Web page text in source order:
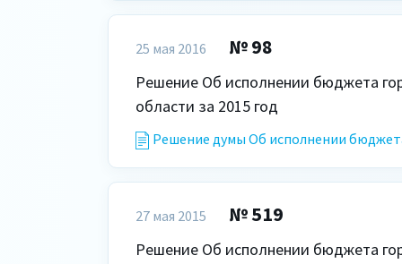
25 мая 2016 № 98
Решение Об исполнении бюджета
области за 2015 год
Решение думы Об исполнении
27 мая 2015 № 519
Решение Об исполнении бюджета